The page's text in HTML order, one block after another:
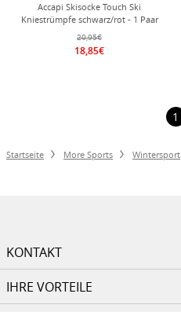
Accapi Skisocke Touch Ski
Kniestrümpfe schwarz/rot - 1 Paar
20,95€
18,85€
1
Startseite More Sports Wintersport
KONTAKT
IHRE VORTEILE